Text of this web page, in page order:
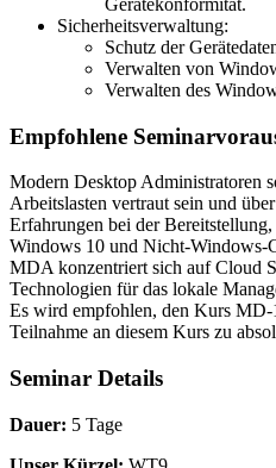
Gerätekonformität.
Sicherheitsverwaltung:
Schutz der
Verwalten von
Verwalten des
Empfohlene
Modern Desktop Administratoren
Arbeitslasten vertraut sein und
Erfahrungen bei der
Windows 10 und Nicht-Windows-
MDA konzentriert sich auf Cloud
Technologien für das lokale
Es wird empfohlen, den Kurs
Teilnahme an diesem Kurs zu
Seminar Details
Dauer: 5 Tage